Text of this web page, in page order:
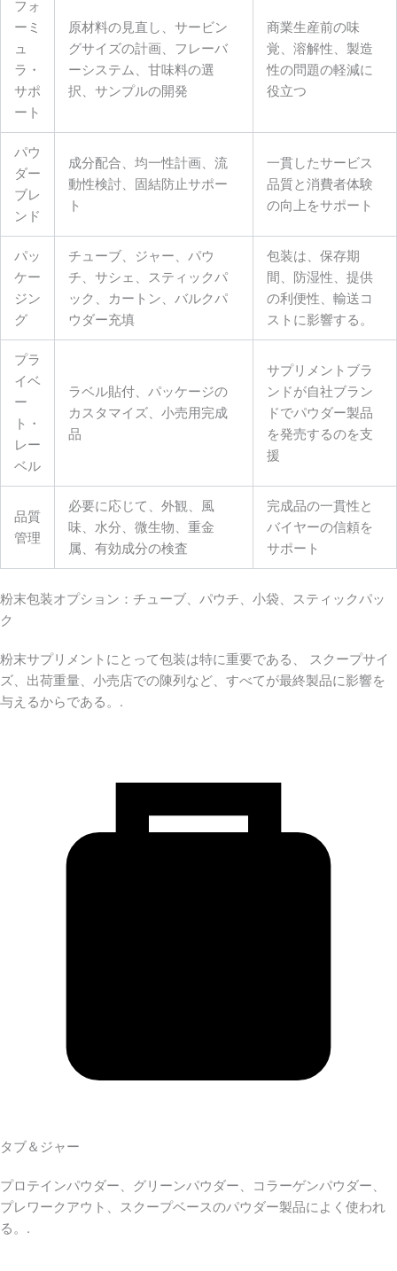
フォ
ーミ
ュ
ラ・
サポ
ート
原材料の見直し、サービン
グサイズの計画、フレーバ
ーシステム、甘味料の選
択、サンプルの開発
商業生産前の味
覚、溶解性、製造
性の問題の軽減に
役立つ
パウ
ダー
ブレ
ンド
成分配合、均一性計画、流
動性検討、固結防止サポー
ト
一貫したサービス
品質と消費者体験
の向上をサポート
パッ
ケー
ジン
グ
チューブ、ジャー、パウ
チ、サシェ、スティックパ
ック、カートン、バルクパ
ウダー充填
包装は、保存期
間、防湿性、提供
の利便性、輸送コ
ストに影響する。
プラ
イベ
ー
ト・
レー
ベル
ラベル貼付、パッケージの
カスタマイズ、小売用完成
品
サプリメントブラ
ンドが自社ブラン
ドでパウダー製品
を発売するのを支
援
品質
管理
必要に応じて、外観、風
味、水分、微生物、重金
属、有効成分の検査
完成品の一貫性と
バイヤーの信頼を
サポート
粉末包装オプション：チューブ、パウチ、小袋、スティックパッ
ク
粉末サプリメントにとって包装は特に重要である、 スクープサイ
ズ、出荷重量、小売店での陳列など、すべてが最終製品に影響を
与えるからである。.
タブ＆ジャー
プロテインパウダー、グリーンパウダー、コラーゲンパウダー、
プレワークアウト、スクープベースのパウダー製品によく使われ
る。.